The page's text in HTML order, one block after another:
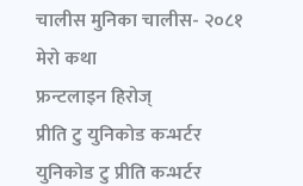
चालीस मुनिका चालीस- २०८१
मेरो कथा
फ्रन्टलाइन हिरोज्
प्रीति टु युनिकोड कन्भर्टर
युनिकोड टु प्रीति कन्भर्टर